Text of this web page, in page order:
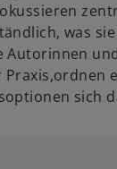
was
Autorinnen
sich